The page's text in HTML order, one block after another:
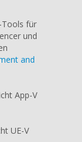
Tools für
und
and
App-V
UE-V